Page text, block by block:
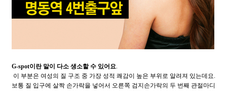
G-spot이란 말이 다소 생소할 수 있어요.
이 부분은 여성의 질 구조 중 가장 성적 쾌감이 높은 부위로 알려져 있는데요.
보통 질 입구에 살짝 손가락을 넣어서 오른쪽 검지손가락의 두 번째 관절마디